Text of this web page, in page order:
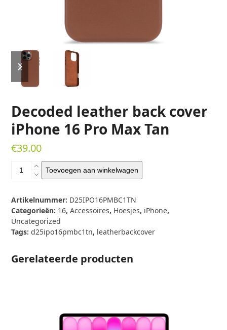
previous
slide
next
slide
Decoded leather back cover
iPhone 16 Pro Max Tan
€39.00
Decoded
leather
cover
iPhone
16
Pro
aantal
Toevoegen aan winkelwagen
Artikelnummer: D25IPO16PMBC1TN
Categorieën: 16,Accessoires, Hoesjes, iPhone,
Uncategorized
Tags:d25ipo16pmbc1tn, leatherbackcover
Gerelateerde producten